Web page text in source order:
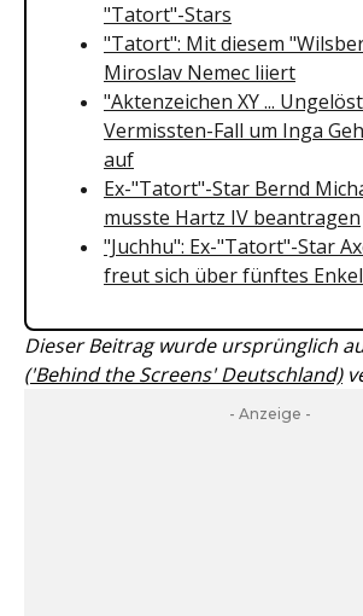
"Tatort"-Stars
"Tatort": Mit diesem
Miroslav Nemec liiert
"Aktenzeichen XY ...
Vermissten-Fall um Inga
auf
Ex-"Tatort"-Star Bernd
musste Hartz IV beantragen
"Juchhu": Ex-"Tatort"-Star
freut sich über fünftes
Dieser Beitrag wurde ursprünglich
('Behind the Screens' Deutschland)
- Anzeige -